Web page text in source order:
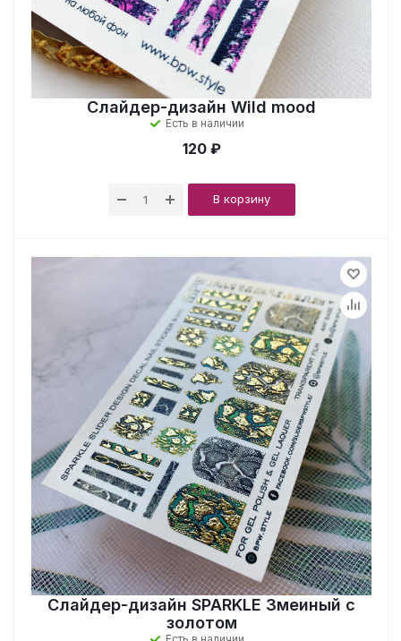
Слайдер-дизайн Wild mood
Есть в наличии
120 ₽
В корзину
Слайдер-дизайн SPARKLE Змеиный с
золотом